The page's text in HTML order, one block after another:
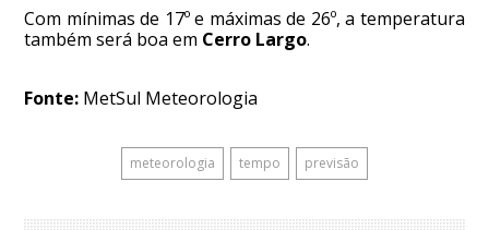
Com mínimas de 17º e máximas de 26º, a temperatura
também será boa em Cerro Largo.
Fonte: MetSul Meteorologia
meteorologia tempo previsão